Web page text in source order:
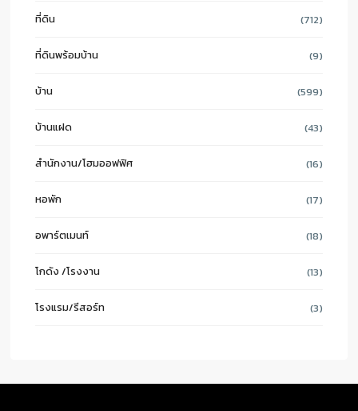
ที่ดิน (712)
ที่ดินพร้อมบ้าน (9)
บ้าน (599)
บ้านแฝด (43)
สำนักงาน/โฮมออฟฟิศ (16)
หอพัก (17)
อพาร์ตเมนท์ (18)
โกดัง /โรงงาน (13)
โรงแรม/รีสอร์ท (3)